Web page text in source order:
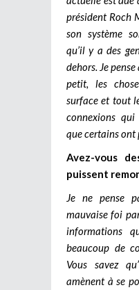
président Roch
son système
qu’il y a des
dehors. Je
petit, les
surface et tout
connexions
que certains ont
Avez-vous
puissent
Je ne pense
mauvaise foi
informations
beaucoup de
Vous savez
amènent à se